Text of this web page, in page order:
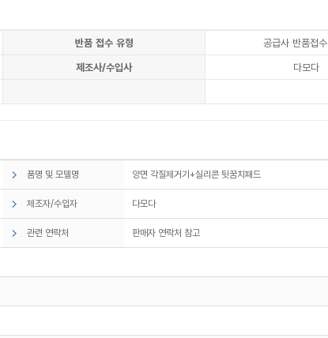
반품 접수 유형
공급사 반품접수
제조사/수입사
다모다
품명 및 모델명 양면 각질제거기+실리콘 뒷꿈치패드
제조자/수입자 다모다
관련 연락처 판매자 연락처 참고